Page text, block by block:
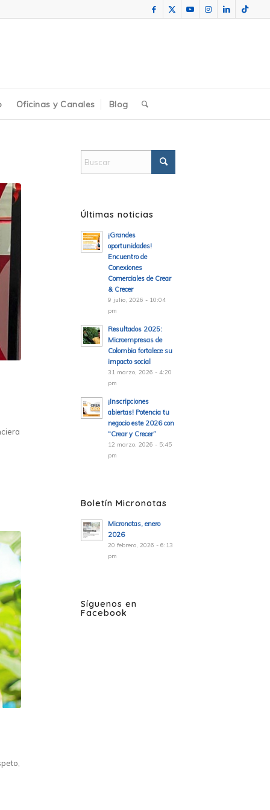
Oficinas y Canales Blog
Últimas noticias
¡Grandes
oportunidades!
Encuentro de
Conexiones
Comerciales de Crear
& Crecer
9 julio, 2026 - 10:04
pm
Resultados 2025:
Microempresas de
Colombia fortalece su
impacto social
31 marzo, 2026 - 4:20
pm
¡Inscripciones
abiertas! Potencia tu
negocio este 2026 con
“Crear y Crecer”
12 marzo, 2026 - 5:45
pm
Boletín Micronotas
Micronotas, enero
2026
20 febrero, 2026 - 6:13
pm
Síguenos en
Facebook